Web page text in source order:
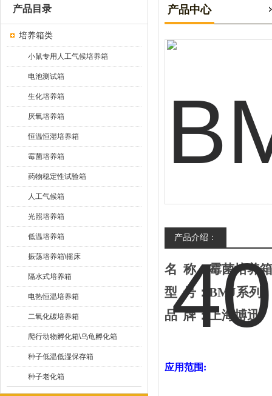
产品目录
培养箱类
小鼠专用人工气候培养箱
电池测试箱
生化培养箱
厌氧培养箱
恒温恒湿培养箱
霉菌培养箱
药物稳定性试验箱
人工气候箱
光照培养箱
低温培养箱
振荡培养箱\摇床
隔水式培养箱
电热恒温培养箱
二氧化碳培养箱
爬行动物孵化箱\乌龟孵化箱
种子低温低湿保存箱
种子老化箱
产品中心
产品介绍：
名 称：霉菌培养箱
型 号： BMJ系列
品 牌： 上海 博迅
应用范围 :